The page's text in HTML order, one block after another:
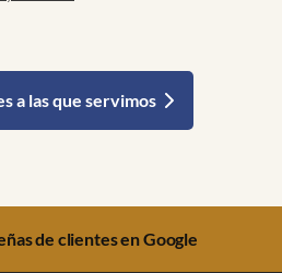
a las que servimos
de clientes en Google